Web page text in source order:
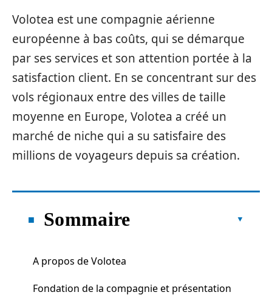
Volotea est une compagnie aérienne
européenne à bas coûts, qui se démarque
par ses services et son attention portée à la
satisfaction client. En se concentrant sur des
vols régionaux entre des villes de taille
moyenne en Europe, Volotea a créé un
marché de niche qui a su satisfaire des
millions de voyageurs depuis sa création.
Sommaire
A propos de Volotea
Fondation de la compagnie et présentation